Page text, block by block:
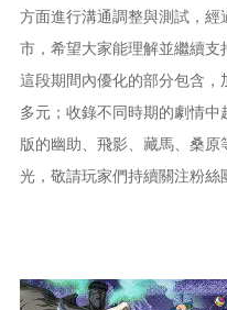
方面進行溝通調整與測試，
市，希望大家能理解並繼續支
這段期間內優化的部分包含
多元；收錄不同時期的劇情中
版的幽助、飛影、藏馬、桑
光，敬請玩家們持續關注粉絲